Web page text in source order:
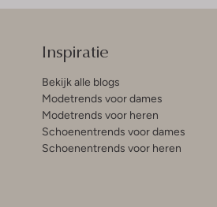
Inspiratie
Bekijk alle blogs
Modetrends voor dames
Modetrends voor heren
Schoenentrends voor dames
Schoenentrends voor heren